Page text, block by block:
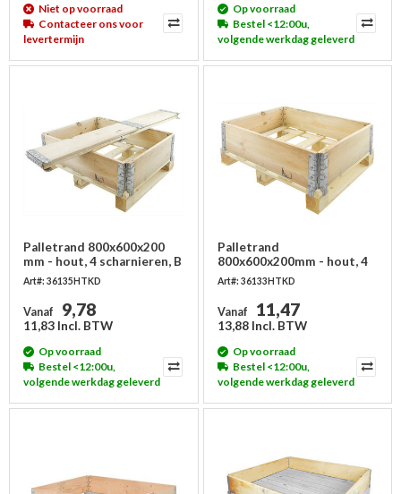
Niet op voorraad
Contacteer ons voor
levertermijn
Op voorraad
Bestel <12:00u,
volgende werkdag geleverd
Palletrand 800x600x200
mm - hout, 4 scharnieren, B
keus
Art#: 36135HTKD
Vanaf 9,78
11,83 Incl. BTW
Op voorraad
Bestel <12:00u,
volgende werkdag geleverd
Palletrand
800x600x200mm - hout, 4
scharnieren
Art#: 36133HTKD
Vanaf 11,47
13,88 Incl. BTW
Op voorraad
Bestel <12:00u,
volgende werkdag geleverd